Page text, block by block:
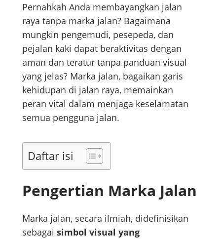
Pernahkah Anda membayangkan jalan
raya tanpa marka jalan? Bagaimana
mungkin pengemudi, pesepeda, dan
pejalan kaki dapat beraktivitas dengan
aman dan teratur tanpa panduan visual
yang jelas? Marka jalan, bagaikan garis
kehidupan di jalan raya, memainkan
peran vital dalam menjaga keselamatan
semua pengguna jalan.
Daftar isi
Pengertian Marka Jalan
Marka jalan, secara ilmiah, didefinisikan
sebagai simbol visual yang